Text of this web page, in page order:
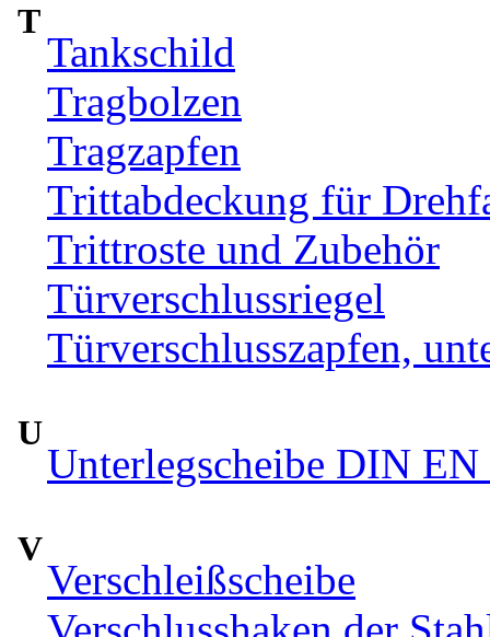
T
Tankschild
Tragbolzen
Tragzapfen
Trittabdeckung für
Trittroste und Zubehör
Türverschlussriegel
Türverschlusszapfen,
U
Unterlegscheibe DIN
V
Verschleißscheibe